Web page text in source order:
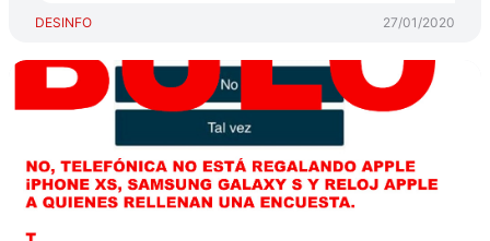
DESINFO 27/01/2020